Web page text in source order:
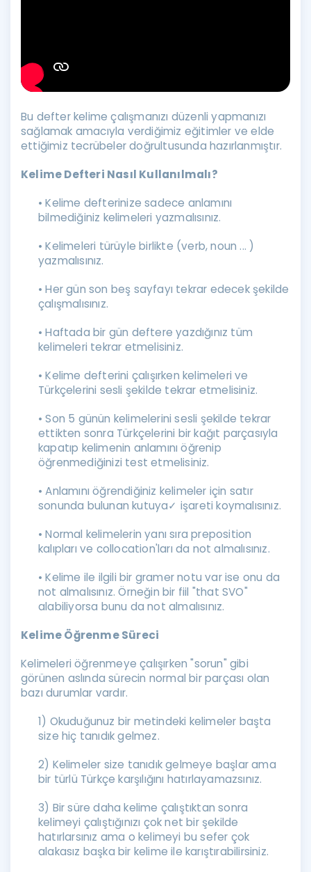
Bu defter kelime çalışmanızı düzenli yapmanızı
sağlamak amacıyla verdiğimiz eğitimler ve elde
ettiğimiz tecrübeler doğrultusunda hazırlanmıştır.
Kelime Defteri Nasıl Kullanılmalı?
• Kelime defterinize sadece anlamını
bilmediğiniz kelimeleri yazmalısınız.
• Kelimeleri türüyle birlikte (verb, noun ... )
yazmalısınız.
• Her gün son beş sayfayı tekrar edecek şekilde
çalışmalısınız.
• Haftada bir gün deftere yazdığınız tüm
kelimeleri tekrar etmelisiniz.
• Kelime defterini çalışırken kelimeleri ve
Türkçelerini sesli şekilde tekrar etmelisiniz.
• Son 5 günün kelimelerini sesli şekilde tekrar
ettikten sonra Türkçelerini bir kağıt parçasıyla
kapatıp kelimenin anlamını öğrenip
öğrenmediğinizi test etmelisiniz.
• Anlamını öğrendiğiniz kelimeler için satır
sonunda bulunan kutuya✓ işareti koymalısınız.
• Normal kelimelerin yanı sıra preposition
kalıpları ve collocation'ları da not almalısınız.
• Kelime ile ilgili bir gramer notu var ise onu da
not almalısınız. Örneğin bir fiil "that SVO"
alabiliyorsa bunu da not almalısınız.
Kelime Öğrenme Süreci
Kelimeleri öğrenmeye çalışırken "sorun" gibi
görünen aslında sürecin normal bir parçası olan
bazı durumlar vardır.
1) Okuduğunuz bir metindeki kelimeler başta
size hiç tanıdık gelmez.
2) Kelimeler size tanıdık gelmeye başlar ama
bir türlü Türkçe karşılığını hatırlayamazsınız.
3) Bir süre daha kelime çalıştıktan sonra
kelimeyi çalıştığınızı çok net bir şekilde
hatırlarsınız ama o kelimeyi bu sefer çok
alakasız başka bir kelime ile karıştırabilirsiniz.